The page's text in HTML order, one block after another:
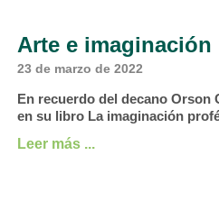
Arte e imaginación
23 de marzo de 2022
En recuerdo del decano Orson
en su libro La imaginación
Leer más ...